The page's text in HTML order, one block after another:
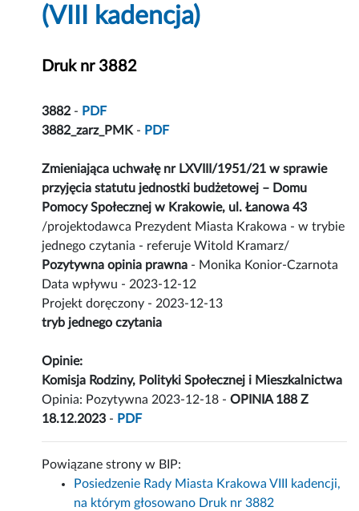
(VIII kadencja)
Druk nr 3882
3882 - PDF
3882_zarz_PMK - PDF
Zmieniająca uchwałę nr LXVIII/1951/21 w sprawie
przyjęcia statutu jednostki budżetowej – Domu
Pomocy Społecznej w Krakowie, ul. Łanowa 43
/projektodawca Prezydent Miasta Krakowa - w trybie
jednego czytania - referuje Witold Kramarz/
Pozytywna opinia prawna - Monika Konior-Czarnota
Data wpływu - 2023-12-12
Projekt doręczony - 2023-12-13
tryb jednego czytania
Opinie:
Komisja Rodziny, Polityki Społecznej i Mieszkalnictwa
Opinia: Pozytywna 2023-12-18 -OPINIA 188 Z
18.12.2023 - PDF
Powiązane strony w BIP:
Posiedzenie Rady Miasta Krakowa VIII kadencji,
na którym głosowano Druk nr 3882